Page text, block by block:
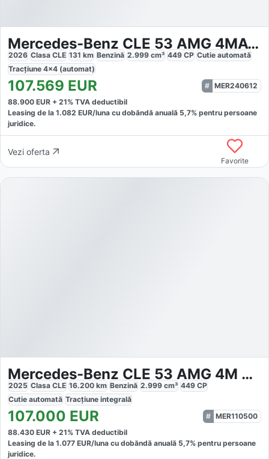
Mercedes-Benz CLE 53 AMG 4MATIC
2026 Clasa CLE 131 km Benzină 2.999 cm³ 449 CP Cutie automată
Tracțiune 4x4 (automat)
107.569 EUR
MER240612
88.900 EUR + 21% TVA deductibil
Leasing de la 1.082 EUR/luna cu dobăndă anuală 5,7% pentru persoane
juridice.
Vezi oferta
Favorite
Mercedes-Benz CLE 53 AMG 4M Coupé AMG Multicontour
2025 Clasa CLE 16.200 km Benzină 2.999 cm³ 449 CP
Cutie automată Tracțiune integrală
107.000 EUR
MER110500
88.430 EUR + 21% TVA deductibil
Leasing de la 1.077 EUR/luna cu dobăndă anuală 5,7% pentru persoane
juridice.